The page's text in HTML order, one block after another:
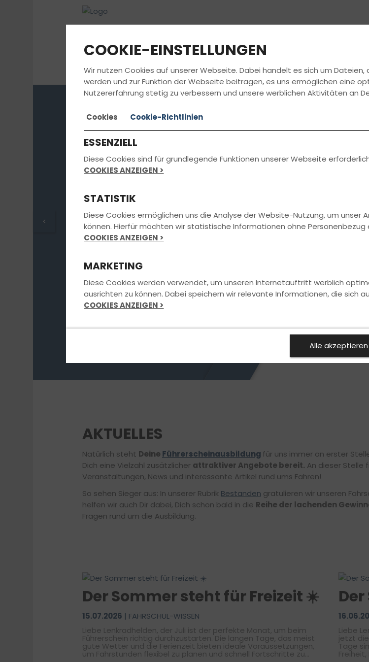
FAHRSCHULE
<
Die aktuellsten News
erhältst du direkt bei
uns in der
Fahrschule.
AKTUELLES
Natürlich steht Deine Führerscheinausbildung für uns immer an erster
Dich eine Vielzahl zusätzlicher attraktiver Angebote bereit. An dieser Stelle
Veranstaltungen, News und interessante Artikel rund ums Fahren!
So sehen Sieger aus: In unserer Rubrik Bestanden gratulieren wir unseren
helfen wir auch Dir dabei, Dich schon bald in die Reihe der lachenden
Fragen rund um die Ausbildung.
Der Sommer steht für Freizeit ☀️
15.07.2026 | FAHRSCHUL-WISSEN
Liebe Lenkradhelden, der Juli ist der perfekte Monat, um beim
Führerschein richtig durchzustarten. Die langen Tage, das meist
gute Wetter und die Ferienzeit bieten ideale Voraussetzungen,
um Fahrstunden flexibel zu planen und schnell Fortschritte zu
Liebe Lenkradhelden,
jetzt
Tage
COOKIE-EINSTELLUNGEN
Wir nutzen Cookies auf unserer Webseite. Dabei handelt es sich um
werden und zur Funktion der Webseite beitragen, es uns ermöglichen eine
Nutzererfahrung stetig zu verbessern und unsere werblichen Aktivitäten an
Cookies Cookie-Richtlinien
ESSENZIELL
Diese Cookies sind für grundlegende Funktionen unserer Webseite
COOKIES ANZEIGEN >
STATISTIK
Diese Cookies ermöglichen uns die Analyse der Website-Nutzung, um unser
können. Hierfür möchten wir statistische Informationen ohne Personenbezug
COOKIES ANZEIGEN >
MARKETING
Diese Cookies werden verwendet, um unseren Internetauftritt werblich
ausrichten zu können. Dabei speichern wir relevante Informationen, die sich
COOKIES ANZEIGEN >
Alle akzeptieren